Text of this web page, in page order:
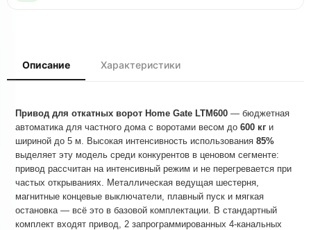
Описание Характеристики
Привод для откатных ворот Home Gate LTM600 — бюджетная
автоматика для частного дома с воротами весом до 600 кг и
шириной до 5 м. Высокая интенсивность использования 85%
выделяет эту модель среди конкурентов в ценовом сегменте:
привод рассчитан на интенсивный режим и не перегревается при
частых открываниях. Металлическая ведущая шестерня,
магнитные концевые выключатели, плавный пуск и мягкая
остановка — всё это в базовой комплектации. В стандартный
комплект входят привод, 2 запрограммированных 4-канальных